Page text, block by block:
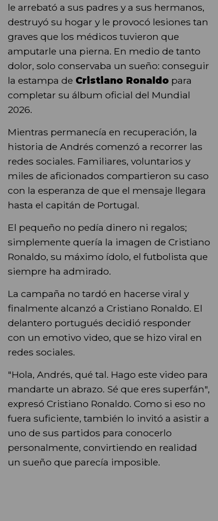
le arrebató a sus padres y a sus hermanos,
destruyó su hogar y le provocó lesiones tan
graves que los médicos tuvieron que
amputarle una pierna. En medio de tanto
dolor, solo conservaba un sueño: conseguir
la estampa de Cristiano Ronaldo para
completar su álbum oficial del Mundial
2026.
Mientras permanecía en recuperación, la
historia de Andrés comenzó a recorrer las
redes sociales. Familiares, voluntarios y
miles de aficionados compartieron su caso
con la esperanza de que el mensaje llegara
hasta el capitán de Portugal.
El pequeño no pedía dinero ni regalos;
simplemente quería la imagen de Cristiano
Ronaldo, su máximo ídolo, el futbolista que
siempre ha admirado.
La campaña no tardó en hacerse viral y
finalmente alcanzó a Cristiano Ronaldo. El
delantero portugués decidió responder
con un emotivo video, que se hizo viral en
redes sociales.
"Hola, Andrés, qué tal. Hago este video para
mandarte un abrazo. Sé que eres superfán",
expresó Cristiano Ronaldo. Como si eso no
fuera suficiente, también lo invitó a asistir a
uno de sus partidos para conocerlo
personalmente, convirtiendo en realidad
un sueño que parecía imposible.